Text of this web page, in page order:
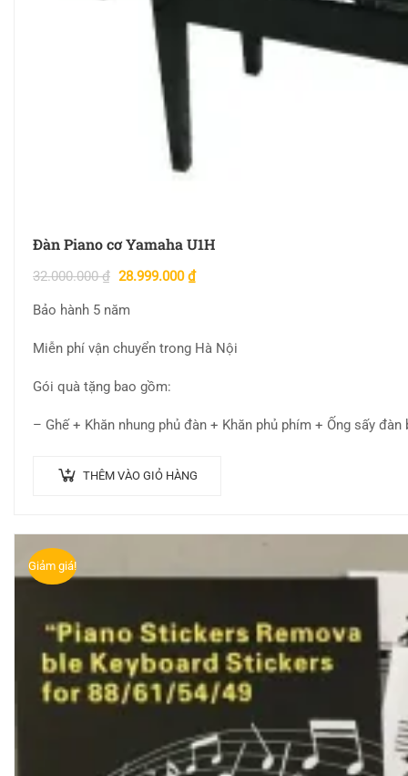
Đàn Piano cơ Yamaha U1H
32.000.000₫ 28.999.000₫
Bảo hành 5 năm
Miễn phí vận chuyển trong Hà Nội
Gói quà tặng bao gồm:
– Ghế + Khăn nhung phủ đàn + Khăn phủ phím + Ống sấy
THÊM VÀO GIỎ HÀNG
Giảm giá!